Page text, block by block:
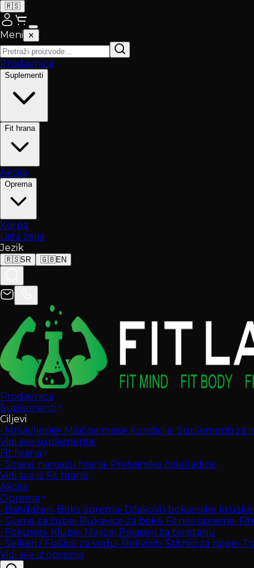
🇷🇸
Meni ✕
Prodavnica
Suplementi
Fit hrana
Akcija
Oprema
Korpa
Lista želja
Jezik
🇷🇸SR 🇬🇧EN
Prodavnica
Suplementi
Ciljevi
• Mršavljenje• Mišićna masa• Kondicija• Suplementi za
Vidi sve suplemente
Fit hrana
• Sosevi, namazi i hrana• Proteinske čokoladice
Vidi sve iz Fit hrane
Akcija
Oprema
• Bandažeri• Boks oprema• Džakovi i bokserske kruške•
• Guma za zube• Rukavice za boks• Fitnes oprema•
• Fokuseri• Klupe• Majice• Pojasevi za teretanu
• Šejkeri / Flašice za vodu• Rekviziti• Štitnici za noge•
Vidi sve iz opreme